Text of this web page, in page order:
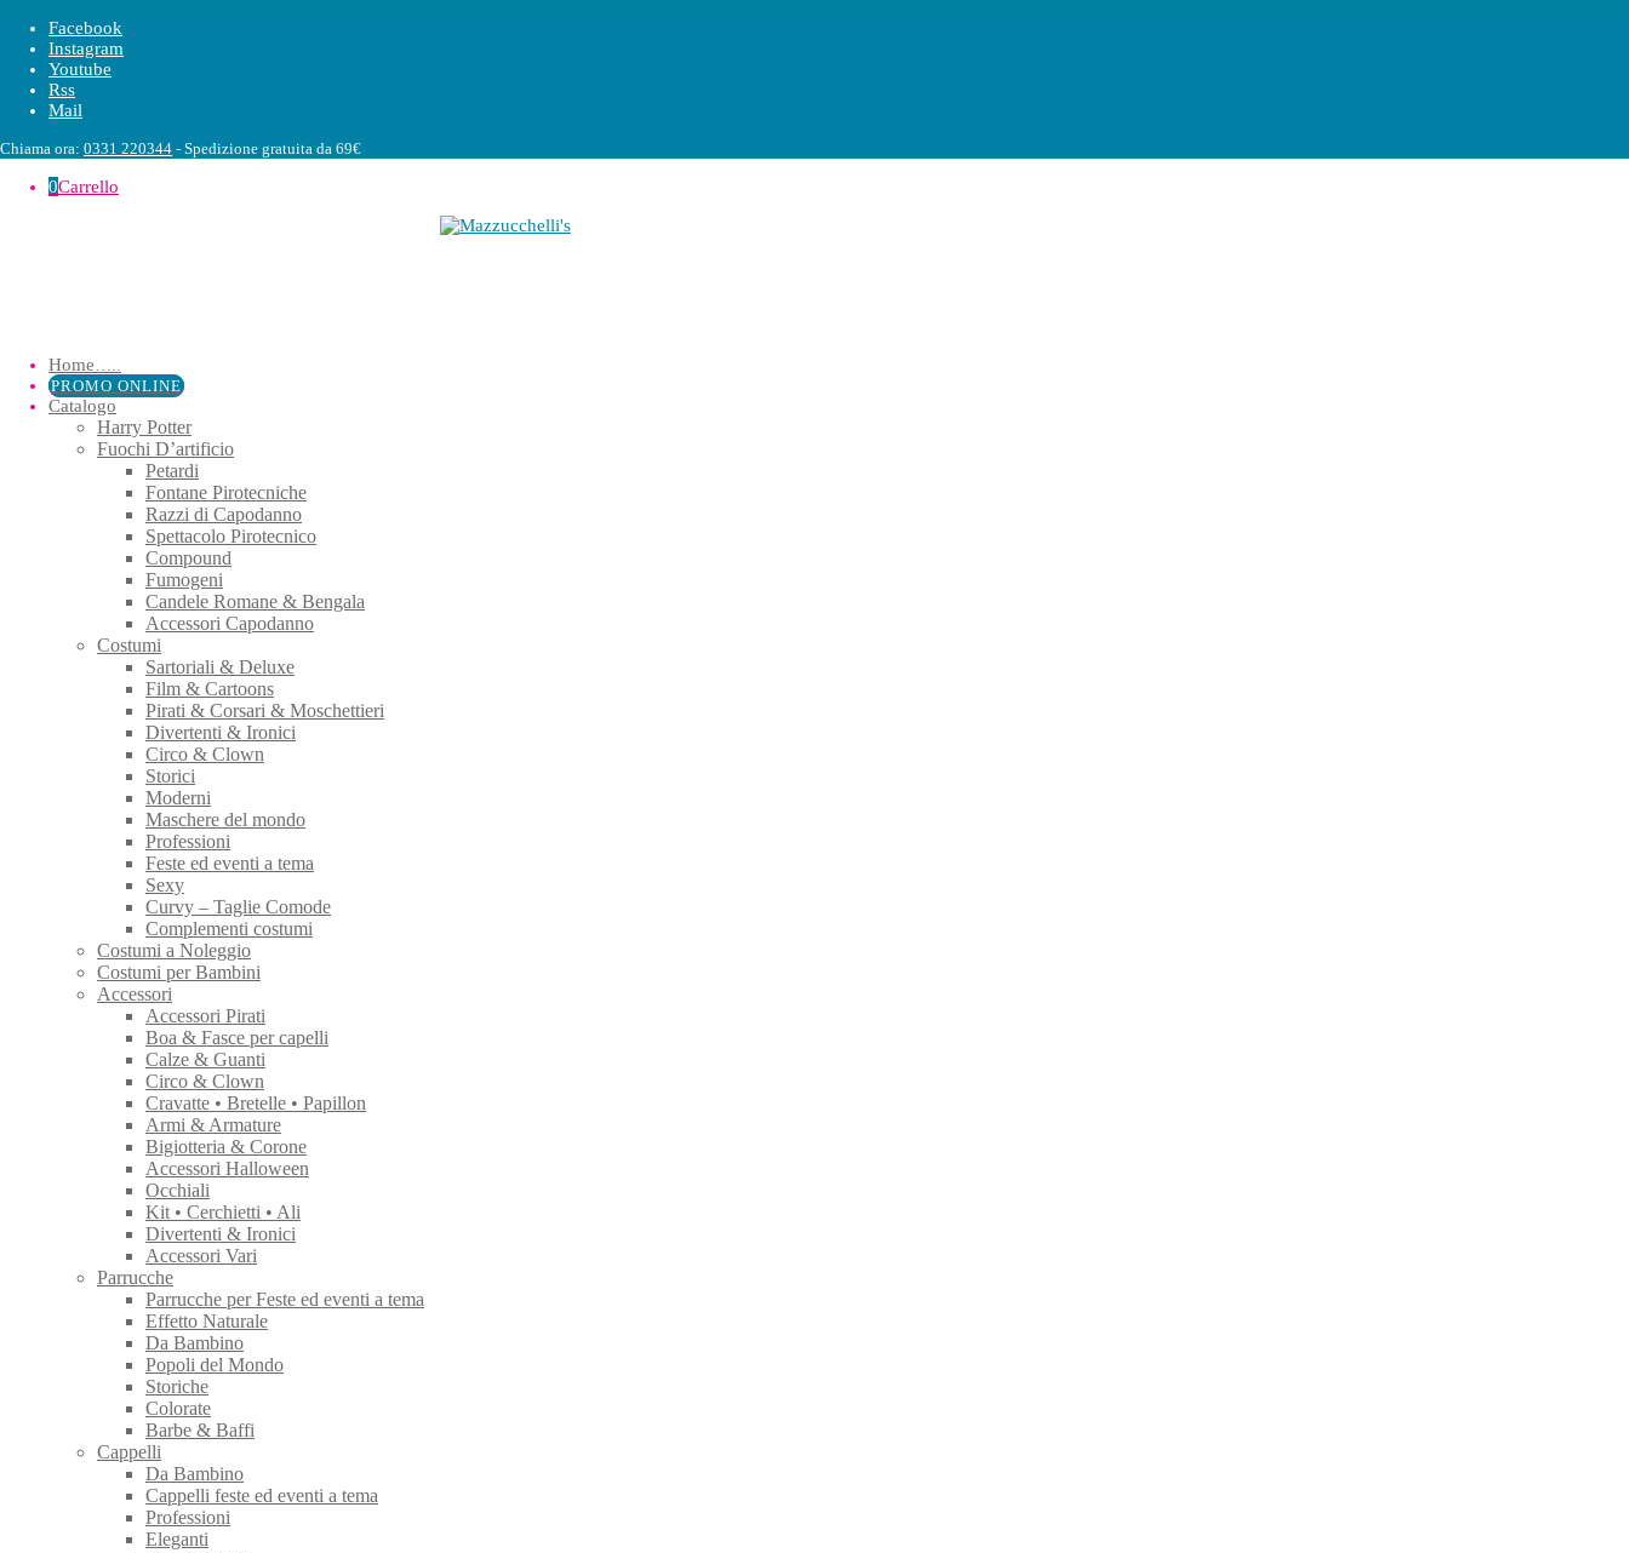
Facebook
Instagram
Youtube
Rss
Mail
Chiama ora: 0331 220344 - Spedizione gratuita da 69€
0Carrello
Home…..
PROMO ONLINE
Catalogo
Harry Potter
Fuochi D’artificio
Petardi
Fontane Pirotecniche
Razzi di Capodanno
Spettacolo Pirotecnico
Compound
Fumogeni
Candele Romane & Bengala
Accessori Capodanno
Costumi
Sartoriali & Deluxe
Film & Cartoons
Pirati & Corsari & Moschettieri
Divertenti & Ironici
Circo & Clown
Storici
Moderni
Maschere del mondo
Professioni
Feste ed eventi a tema
Sexy
Curvy – Taglie Comode
Complementi costumi
Costumi a Noleggio
Costumi per Bambini
Accessori
Accessori Pirati
Boa & Fasce per capelli
Calze & Guanti
Circo & Clown
Cravatte • Bretelle • Papillon
Armi & Armature
Bigiotteria & Corone
Accessori Halloween
Occhiali
Kit • Cerchietti • Ali
Divertenti & Ironici
Accessori Vari
Parrucche
Parrucche per Feste ed eventi a tema
Effetto Naturale
Da Bambino
Popoli del Mondo
Storiche
Colorate
Barbe & Baffi
Cappelli
Da Bambino
Cappelli feste ed eventi a tema
Professioni
Eleganti